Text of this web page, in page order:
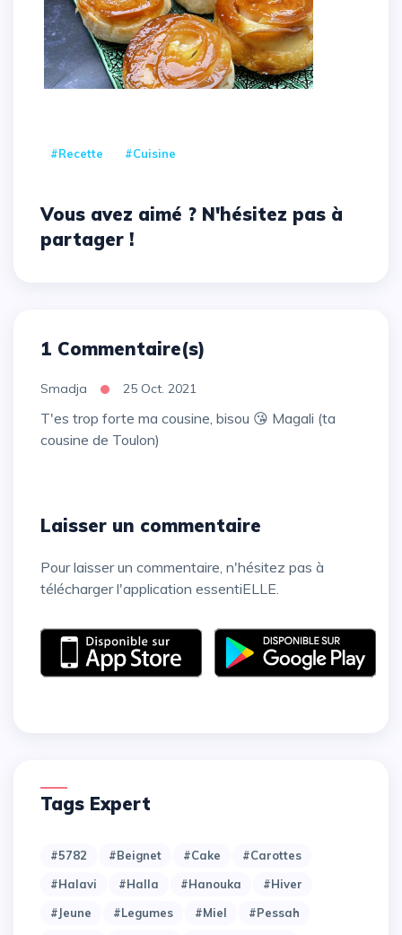
#recette #cuisine
Vous avez aimé ? N'hésitez pas à
partager !
1 Commentaire(s)
Smadja 25 Oct. 2021
T'es trop forte ma cousine, bisou 😘 Magali (ta
cousine de Toulon)
Laisser un commentaire
Pour laisser un commentaire, n'hésitez pas à
télécharger l'application essentiELLE.
Tags Expert
#5782 #Beignet #Cake
#Carottes
#Halavi
#Halla #Hanouka
#Hiver
#Jeune
#Legumes #Miel
#Pessah